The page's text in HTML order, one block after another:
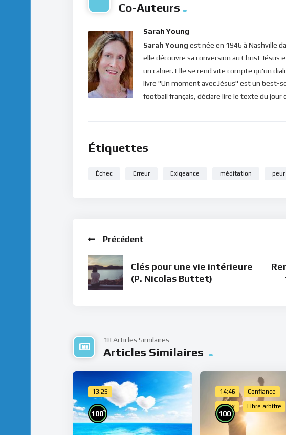
Co-Auteurs
Sarah Young
Sarah Young est née en 1946 à Nashville
elle découvre sa conversion au Christ
un cahier. Elle se rend vite compte qu'un
livre "Un moment avec Jésus" est un best-
football français, déclare lire le texte du jour
Étiquettes
Échec Erreur Exigeance méditation peur
Précédent
Clés pour une vie intérieure
(P. Nicolas Buttet)
18 Articles Similaires
Articles Similaires
13:25
100%
14:46 Confiance
Choix Libre arbitre
100%